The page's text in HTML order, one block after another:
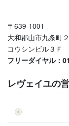
〒639-1001
大和郡山市九条町
コウシンビル３Ｆ
フリーダイヤル：
レヴェイユの